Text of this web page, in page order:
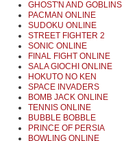
GHOST'N AND GOBLINS
PACMAN ONLINE
SUDOKU ONLINE
STREET FIGHTER 2
SONIC ONLINE
FINAL FIGHT ONLINE
SALA GIOCHI ONLINE
HOKUTO NO KEN
SPACE INVADERS
BOMB JACK ONLINE
TENNIS ONLINE
BUBBLE BOBBLE
PRINCE OF PERSIA
BOWLING ONLINE